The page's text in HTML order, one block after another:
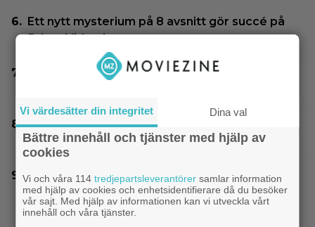
Ett nytt mysterium på 8 avsnitt gör succé på
Prime Video just nu
Disney-chefen försvarar årets biofloppar:
På tv ikväll: Det här kan vara Kjell Bergqvists
mest sågade film
Anya Taylor-Joy förklarar: ”Därför är method
actors bara män”
Vi värdesätter din integritet Dina val
Bättre innehåll och tjänster med hjälp av
cookies
Vi och våra 114tredjepartsleverantörer samlar information
med hjälp av cookies och enhetsidentifierare då du besöker
vår sajt. Med hjälp av informationen kan vi utveckla vårt
innehåll och våra tjänster.